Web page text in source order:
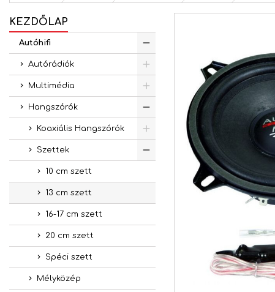
KEZDŐLAP
Autóhifi
Autórádiók
Multimédia
Hangszórók
Koaxiális Hangszórók
Szettek
10 cm szett
13 cm szett
16-17 cm szett
20 cm szett
Spéci szett
Mélyközép